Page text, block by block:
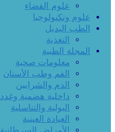
علوم الفضاء
علوم وتكنولوجيا
الطب البديل
التغذية
المجلة الطبية
معلومات صحية
الفم وطب الأسنان
الدم والشرايين
داخلية هضمية وغدد
البولية والتناسلية
العيادة العينية